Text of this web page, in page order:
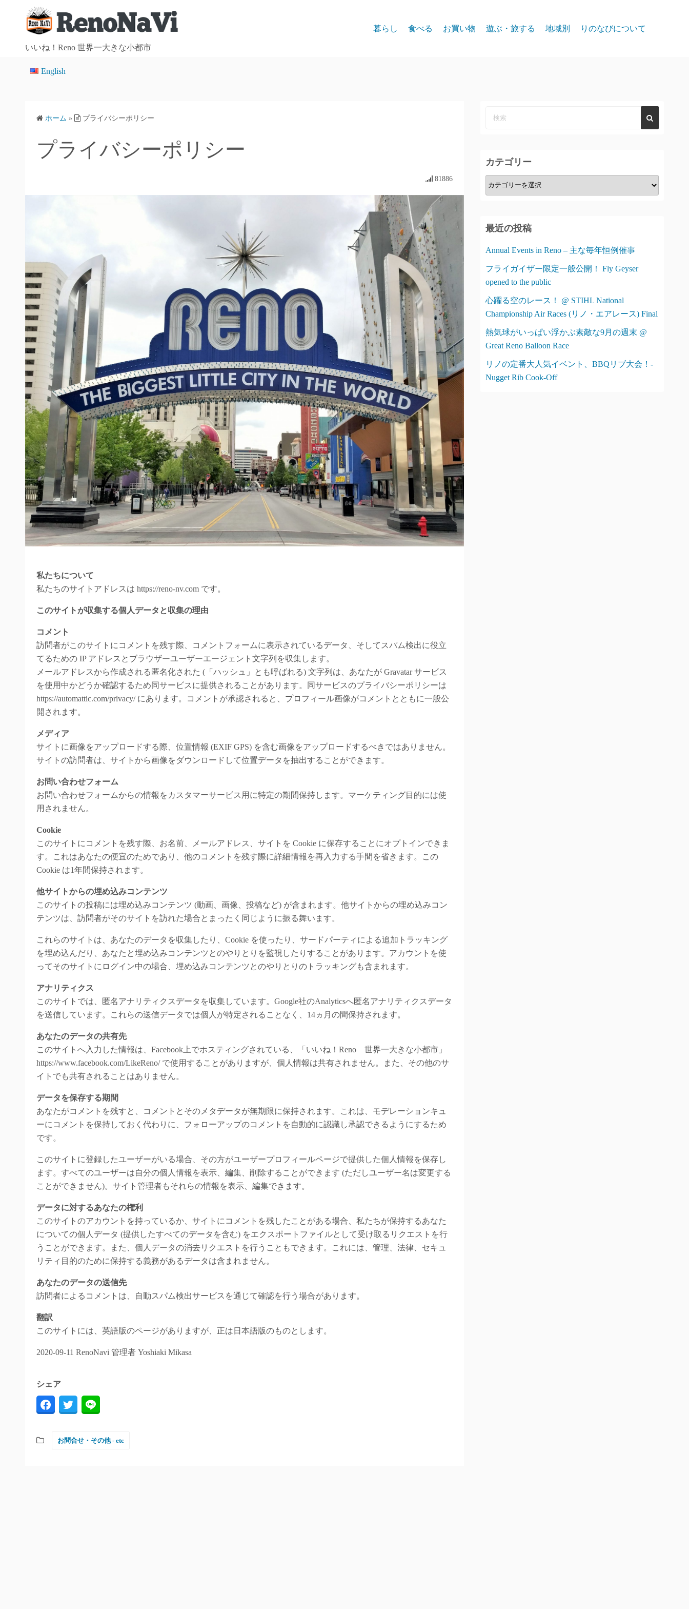
いいね！Reno 世界一大きな小都市
暮らし 食べる お買い物 遊ぶ・旅する 地域別 りのなびについて
English
ホーム » プライバシーポリシー
プライバシーポリシー
81886
私たちについて
私たちのサイトアドレスは https://reno-nv.com です。
このサイトが収集する個人データと収集の理由
コメント
訪問者がこのサイトにコメントを残す際、コメントフォームに表示されているデータ、そしてスパム検出に役立
てるための IP アドレスとブラウザーユーザーエージェント文字列を収集します。
メールアドレスから作成される匿名化された (「ハッシュ」とも呼ばれる) 文字列は、あなたが Gravatar サービス
を使用中かどうか確認するため同サービスに提供されることがあります。同サービスのプライバシーポリシーは
https://automattic.com/privacy/ にあります。コメントが承認されると、プロフィール画像がコメントとともに一般公
開されます。
メディア
サイトに画像をアップロードする際、位置情報 (EXIF GPS) を含む画像をアップロードするべきではありません。
サイトの訪問者は、サイトから画像をダウンロードして位置データを抽出することができます。
お問い合わせフォーム
お問い合わせフォームからの情報をカスタマーサービス用に特定の期間保持します。マーケティング目的には使
用されません。
Cookie
このサイトにコメントを残す際、お名前、メールアドレス、サイトを Cookie に保存することにオプトインできま
す。これはあなたの便宜のためであり、他のコメントを残す際に詳細情報を再入力する手間を省きます。この
Cookie は1年間保持されます。
他サイトからの埋め込みコンテンツ
このサイトの投稿には埋め込みコンテンツ (動画、画像、投稿など) が含まれます。他サイトからの埋め込みコン
テンツは、訪問者がそのサイトを訪れた場合とまったく同じように振る舞います。
これらのサイトは、あなたのデータを収集したり、Cookie を使ったり、サードパーティによる追加トラッキング
を埋め込んだり、あなたと埋め込みコンテンツとのやりとりを監視したりすることがあります。アカウントを使
ってそのサイトにログイン中の場合、埋め込みコンテンツとのやりとりのトラッキングも含まれます。
アナリティクス
このサイトでは、匿名アナリティクスデータを収集しています。Google社のAnalyticsへ匿名アナリティクスデータ
を送信しています。これらの送信データでは個人が特定されることなく、14ヵ月の間保持されます。
あなたのデータの共有先
このサイトへ入力した情報は、Facebook上でホスティングされている、「いいね！Reno 世界一大きな小都市」
https://www.facebook.com/LikeReno/ で使用することがありますが、個人情報は共有されません。また、その他のサ
イトでも共有されることはありません。
データを保存する期間
あなたがコメントを残すと、コメントとそのメタデータが無期限に保持されます。これは、モデレーションキュ
ーにコメントを保持しておく代わりに、フォローアップのコメントを自動的に認識し承認できるようにするため
です。
このサイトに登録したユーザーがいる場合、その方がユーザープロフィールページで提供した個人情報を保存し
ます。すべてのユーザーは自分の個人情報を表示、編集、削除することができます (ただしユーザー名は変更する
ことができません)。サイト管理者もそれらの情報を表示、編集できます。
データに対するあなたの権利
このサイトのアカウントを持っているか、サイトにコメントを残したことがある場合、私たちが保持するあなた
についての個人データ (提供したすべてのデータを含む) をエクスポートファイルとして受け取るリクエストを行
うことができます。また、個人データの消去リクエストを行うこともできます。これには、管理、法律、セキュ
リティ目的のために保持する義務があるデータは含まれません。
あなたのデータの送信先
訪問者によるコメントは、自動スパム検出サービスを通じて確認を行う場合があります。
翻訳
このサイトには、英語版のページがありますが、正は日本語版のものとします。
2020-09-11 RenoNavi 管理者 Yoshiaki Mikasa
シェア
お問合せ・その他 - etc
カテゴリー
カ
テ
ー
最近の投稿
Annual Events in Reno – 主な毎年恒例催事
フライガイザー限定一般公開！ Fly Geyser
opened to the public
心躍る空のレース！ @ STIHL National
Championship Air Races (リノ・エアレース) Final
熱気球がいっぱい浮かぶ素敵な9月の週末 @
Great Reno Balloon Race
リノの定番大人気イベント、BBQリブ大会！-
Nugget Rib Cook-Off